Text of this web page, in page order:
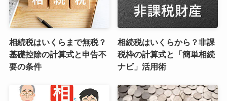
相続税はいくらまで無税？
基礎控除の計算式と申告不
要の条件
相続税はいくらから？非課
税枠の計算式と「簡単相続
ナビ」活用術